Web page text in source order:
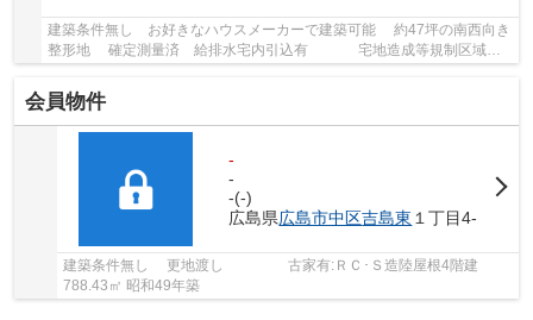
建築条件無し お好きなハウスメーカーで建築可能 約47坪の南西向き
整形地 確定測量済 給排水宅内引込有 宅地造成等規制区域
会員物件
-
-
-(-)
広島県広島市中区吉島東 １丁目4-
建築条件無し 更地渡し 古家有:ＲＣ･Ｓ造陸屋根4階建
788.43㎡ 昭和49年築